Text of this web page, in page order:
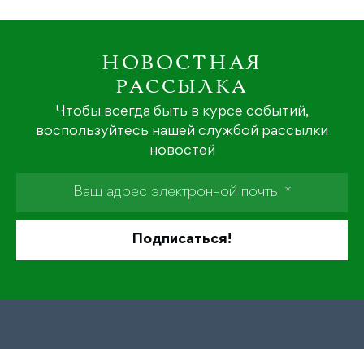
НОВОСТНАЯ
РАССЫЛКА
Чтобы всегда быть в курсе событий,
воспользуйтесь нашей службой рассылки
новостей